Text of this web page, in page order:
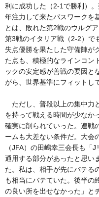
利に成功した（2-1で勝利）
年注力して来たパスワークを
とは、敗れた第2戦のウルグ
第3戦のイタリア戦（2-2）で
失点優勝を果たした守備陣が
た点も、積極的なラインコン
ックの安定感が善戦の要因と
がら、世界基準にフィットし
ただし、普段以上の集中力
を持って戦える時間が少なか
確実に削られていった。連戦
ームも大差ない条件だ。大会
（JFA）の田嶋幸三会長も「
通用する部分があったと思い
た。私は、相手が先にバテる
も相当にバテていた。後半の
の良い所を出せなかった」と